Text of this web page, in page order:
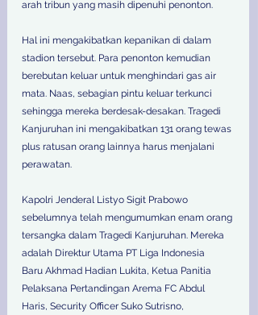
arah tribun yang masih dipenuhi penonton.
Hal ini mengakibatkan kepanikan di dalam
stadion tersebut. Para penonton kemudian
berebutan keluar untuk menghindari gas air
mata. Naas, sebagian pintu keluar terkunci
sehingga mereka berdesak-desakan. Tragedi
Kanjuruhan ini mengakibatkan 131 orang tewas
plus ratusan orang lainnya harus menjalani
perawatan.
Kapolri Jenderal Listyo Sigit Prabowo
sebelumnya telah mengumumkan enam orang
tersangka dalam Tragedi Kanjuruhan. Mereka
adalah Direktur Utama PT Liga Indonesia
Baru Akhmad Hadian Lukita, Ketua Panitia
Pelaksana Pertandingan Arema FC Abdul
Haris, Security Officer Suko Sutrisno,